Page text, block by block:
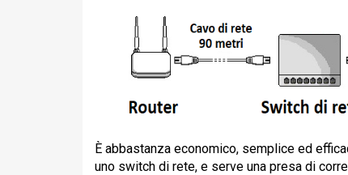
È abbastanza economico, semplice ed
uno switch di rete, e serve una presa di